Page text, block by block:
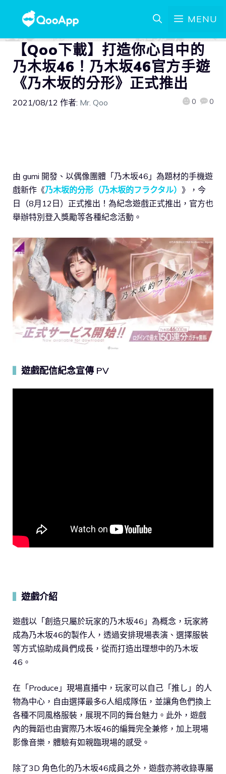
MENU
【Qoo下載】打造你心目中的
乃木坂46！乃木坂46官方手遊
《乃木坂的分形》正式推出
2021/08/12 作者: Mr. Qoo 0 0
由 gumi 開發、以偶像團體「乃木坂46」為題材的手機遊
戲新作《乃木坂的分形（乃木坂的フラクタル） 》，今
日（8月12日）正式推出！為紀念遊戲正式推出，官方也
舉辦特別登入獎勵等各種紀念活動。
遊戲配信紀念宣傳 PV
遊戲介紹
遊戲以「創造只屬於玩家的乃木坂46」為概念，玩家將
成為乃木坂46的製作人，透過安排現場表演、選擇服裝
等方式協助成員們成長，從而打造出理想中的乃木坂
46。
在「Produce」現場直播中，玩家可以自己「推し」的人
物為中心，自由選擇最多6人組成隊伍，並讓角色們換上
各種不同風格服裝，展現不同的舞台魅力。此外，遊戲
內的舞蹈也由實際乃木坂46的編舞完全兼修，加上現場
影像音樂，體驗有如親臨現場的感受。
除了3D 角色化的乃木坂46成員之外，遊戲亦將收錄專屬